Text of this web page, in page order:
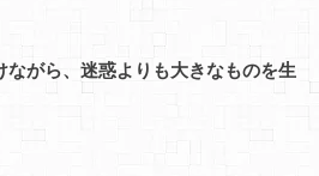
ながら、迷惑よりも大きなものを生